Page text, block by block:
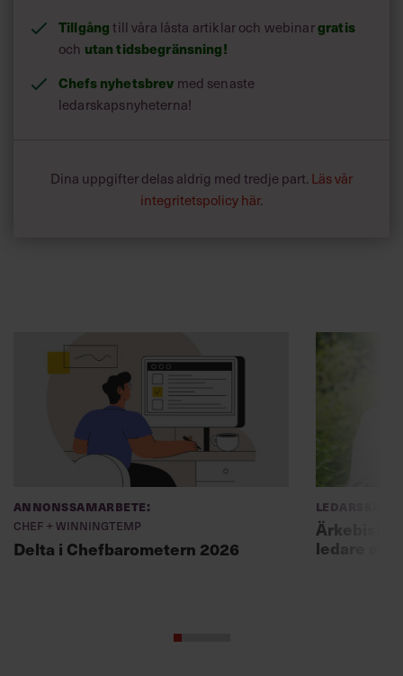
Tillgång till våra låsta artiklar och webinargratis
och utan tidsbegränsning!
Chefs nyhetsbrev med senaste
ledarskapsnyheterna!
Dina uppgifter delas aldrig med tredje part. Läs vår
integritetspolicy här.
Annonssamarbete:
Chef + Winningtemp
Delta i Chefbarometern 2026
Ledarskap
ledare att